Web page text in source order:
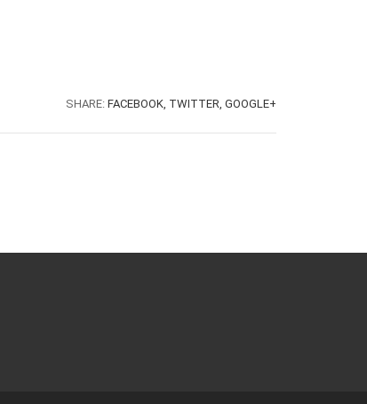
SHARE: FACEBOOK, TWITTER, GOOGLE+